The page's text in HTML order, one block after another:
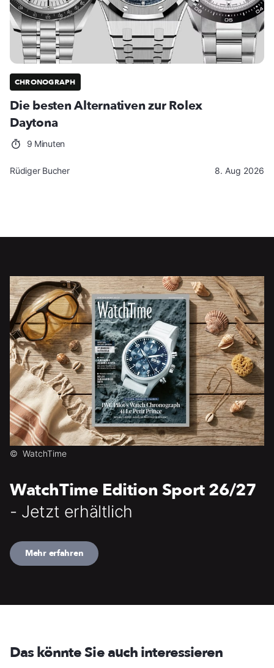
CHRONOGRAPH
Die besten Alternativen zur Rolex
Daytona
9 Minuten
Rüdiger Bucher 8. Aug 2026
© WatchTime
WatchTime Edition Sport 26/27
- Jetzt erhältlich
Mehr erfahren
Das könnte Sie auch interessieren